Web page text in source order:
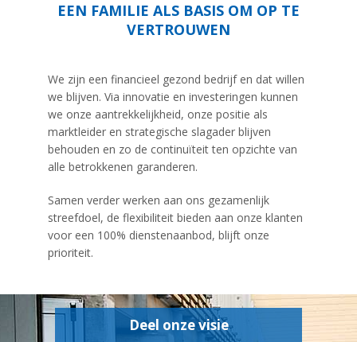
EEN FAMILIE ALS BASIS OM OP TE
VERTROUWEN
We zijn een financieel gezond bedrijf en dat willen
we blijven. Via innovatie en investeringen kunnen
we onze aantrekkelijkheid, onze positie als
marktleider en strategische slagader blijven
behouden en zo de continuïteit ten opzichte van
alle betrokkenen garanderen.
Samen verder werken aan ons gezamenlijk
streefdoel, de flexibiliteit bieden aan onze klanten
voor een 100% dienstenaanbod, blijft onze
prioriteit.
Deel onze visie